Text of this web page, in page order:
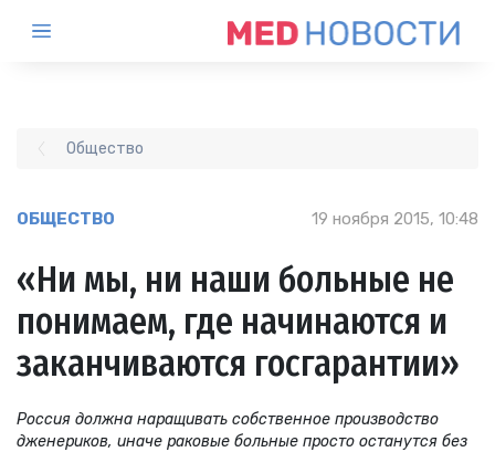
Общество
ОБЩЕСТВО 19 ноября 2015, 10:48
«Ни мы, ни наши больные не
понимаем, где начинаются и
заканчиваются госгарантии»
Россия должна наращивать собственное производство
дженериков, иначе раковые больные просто останутся без